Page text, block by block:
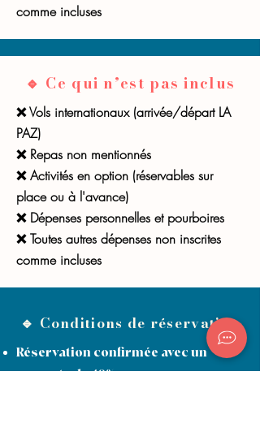
comme incluses
🔹 Ce qui n’est pas inclus
❌ Vols internationaux (arrivée/départ LA
PAZ)
❌ Repas non mentionnés
❌ Activités en option (réservables sur
place ou à l'avance)
❌ Dépenses personnelles et pourboires
❌ Toutes autres dépenses non inscrites
comme incluses
🔹 Conditions de réservation
Réservation confirmée avec un
acompte de 40%